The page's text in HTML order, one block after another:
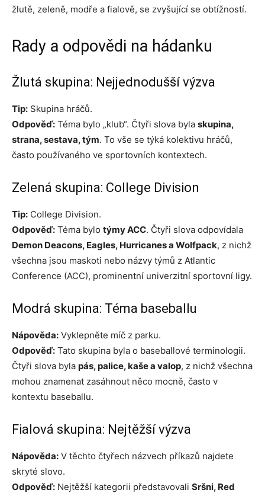
žlutě, zeleně, modře a fialově, se zvyšující se obtížností.
Rady a odpovědi na hádanku
Žlutá skupina: Nejjednodušší výzva
Tip: Skupina hráčů.
Odpověď: Téma bylo „klub“. Čtyři slova byla skupina,
strana, sestava, tým. To vše se týká kolektivu hráčů,
často používaného ve sportovních kontextech.
Zelená skupina: College Division
Tip: College Division.
Odpověď: Téma bylo týmy ACC. Čtyři slova odpovídala
Demon Deacons, Eagles, Hurricanes a Wolfpack, z nichž
všechna jsou maskoti nebo názvy týmů z Atlantic
Conference (ACC), prominentní univerzitní sportovní ligy.
Modrá skupina: Téma baseballu
Nápověda: Vyklepněte míč z parku.
Odpověď: Tato skupina byla o baseballové terminologii.
Čtyři slova byla pás, palice, kaše a valop, z nichž všechna
mohou znamenat zasáhnout něco mocně, často v
kontextu baseballu.
Fialová skupina: Nejtěžší výzva
Nápověda: V těchto čtyřech názvech příkazů najdete
skryté slovo.
Odpověď: Nejtěžší kategorii představovali Sršni, Red